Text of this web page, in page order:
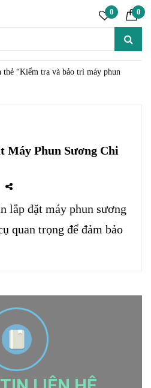
0 0
thẻ “Kiểm tra và bảo trì máy phun
Máy Phun Sương Chi
lắp đặt máy phun sương
quan trọng để đảm bảo